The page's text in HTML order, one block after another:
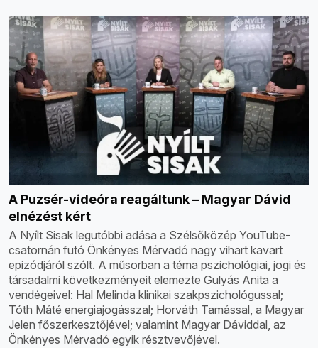
A Puzsér-videóra reagáltunk – Magyar Dávid
elnézést kért
A Nyílt Sisak legutóbbi adása a Szélsőközép YouTube-
csatornán futó Önkényes Mérvadó nagy vihart kavart
epizódjáról szólt. A műsorban a téma pszichológiai, jogi és
társadalmi következményeit elemezte Gulyás Anita a
vendégeivel: Hal Melinda klinikai szakpszichológussal;
Tóth Máté energiajogásszal; Horváth Tamással, a Magyar
Jelen főszerkesztőjével; valamint Magyar Dáviddal, az
Önkényes Mérvadó egyik résztvevőjével.